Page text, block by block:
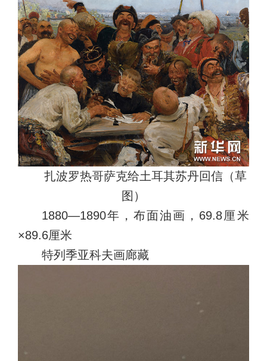
扎波罗热哥萨克给土耳其苏丹回信（草
图）
1880—1890年，布面油画，69.8厘米
×89.6厘米
特列季亚科夫画廊藏